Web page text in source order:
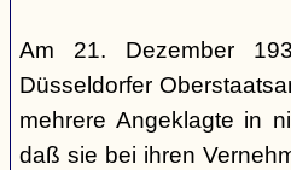
Am 21. Dezember
Düsseldorfer
mehrere Angeklagte in
daß sie bei ihren